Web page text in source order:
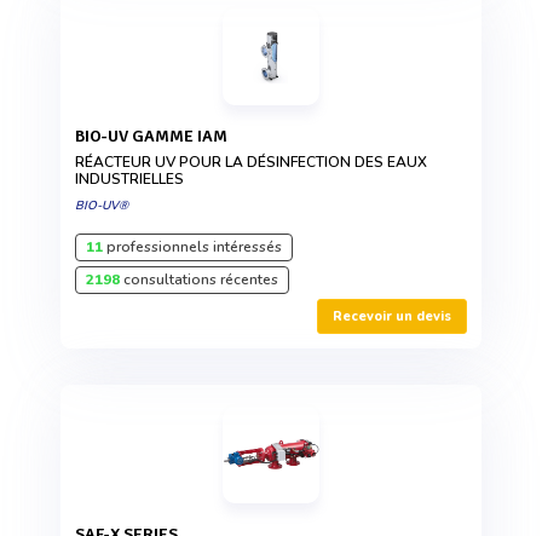
BIO-UV GAMME IAM
RÉACTEUR UV POUR LA DÉSINFECTION DES EAUX
INDUSTRIELLES
BIO-UV®
11professionnels intéressés
2198consultations récentes
Recevoir un devis